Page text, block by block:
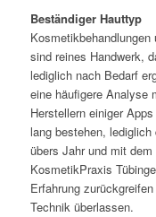
Beständiger Hauttyp
sind reines Handwerk,
lediglich nach Bedarf
eine häufigere Analyse
Herstellern einiger
lang bestehen,
übers Jahr und mit
KosmetikPraxis
Erfahrung
Technik überlassen.